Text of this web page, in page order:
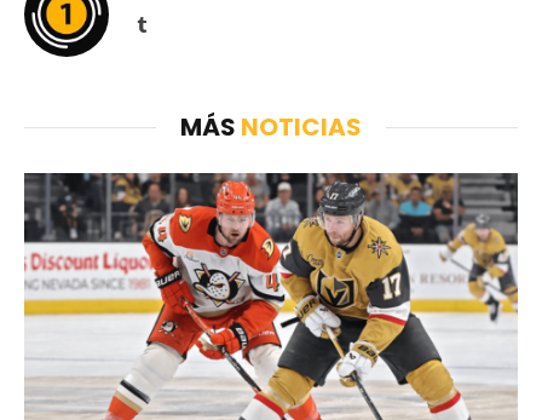
Tumblr
MÁS NOTICIAS